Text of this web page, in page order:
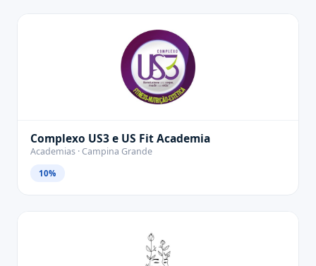
Complexo US3 e US Fit Academia
Academias · Campina Grande
10%